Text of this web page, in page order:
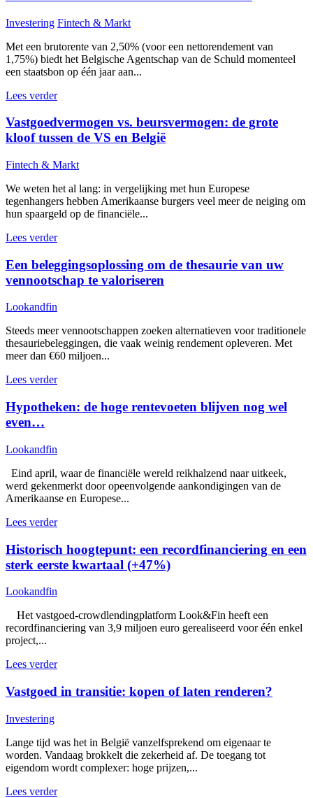
Investering Fintech & Markt
Met een brutorente van 2,50% (voor een nettorendement van
1,75%) biedt het Belgische Agentschap van de Schuld momenteel
een staatsbon op één jaar aan...
Lees verder
Vastgoedvermogen vs. beursvermogen: de grote
kloof tussen de VS en België
Fintech & Markt
We weten het al lang: in vergelijking met hun Europese
tegenhangers hebben Amerikaanse burgers veel meer de neiging om
hun spaargeld op de financiële...
Lees verder
Een beleggingsoplossing om de thesaurie van uw
vennootschap te valoriseren
Lookandfin
Steeds meer vennootschappen zoeken alternatieven voor traditionele
thesauriebeleggingen, die vaak weinig rendement opleveren. Met
meer dan €60 miljoen...
Lees verder
Hypotheken: de hoge rentevoeten blijven nog wel
even…
Lookandfin
Eind april, waar de financiële wereld reikhalzend naar uitkeek,
werd gekenmerkt door opeenvolgende aankondigingen van de
Amerikaanse en Europese...
Lees verder
Historisch hoogtepunt: een recordfinanciering en een
sterk eerste kwartaal (+47%)
Lookandfin
Het vastgoed-crowdlendingplatform Look&Fin heeft een
recordfinanciering van 3,9 miljoen euro gerealiseerd voor één enkel
project,...
Lees verder
Vastgoed in transitie: kopen of laten renderen?
Investering
Lange tijd was het in België vanzelfsprekend om eigenaar te
worden. Vandaag brokkelt die zekerheid af. De toegang tot
eigendom wordt complexer: hoge prijzen,...
Lees verder